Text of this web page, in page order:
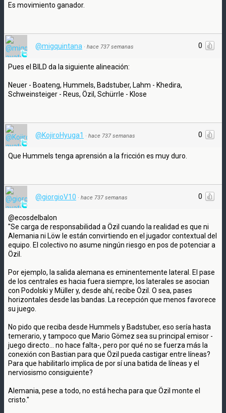
Es movimiento ganador.
0
@migquintana · hace 737 semanas
Pues el BILD da la siguiente alineación:
Neuer - Boateng, Hummels, Badstuber, Lahm - Khedira,
Schweinsteiger - Reus, Özil, Schürrle - Klose
0
@KojiroHyuga1 · hace 737 semanas
Que Hummels tenga aprensión a la fricción es muy duro.
0
@giorgioV10 · hace 737 semanas
@ecosdelbalon
"Se carga de responsabilidad a Özil cuando la realidad es que ni
Alemania ni Löw le están convirtiendo en el jugador contextual del
equipo. El colectivo no asume ningún riesgo en pos de potenciar a
Özil.
Por ejemplo, la salida alemana es eminentemente lateral. El pase
de los centrales es hacia fuera siempre, los laterales se asocian
con Podolski y Müller y, desde ahí, recibe Özil. O sea, pases
horizontales desde las bandas. La recepción que menos favorece
su juego.
No pido que reciba desde Hummels y Badstuber, eso sería hasta
temerario, y tampoco que Mario Gömez sea su principal emisor -
juego directo... no hace falta-, pero por qué no se fuerza más la
conexión con Bastian para que Özil pueda castigar entre líneas?
Para que habilitarlo implica de por sí una batida de líneas y el
nerviosismo consiguiente?
Alemania, pese a todo, no está hecha para que Özil monte el
cristo."